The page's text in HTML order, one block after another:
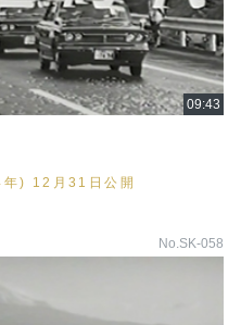
) 12月31日公開
No.SK-058